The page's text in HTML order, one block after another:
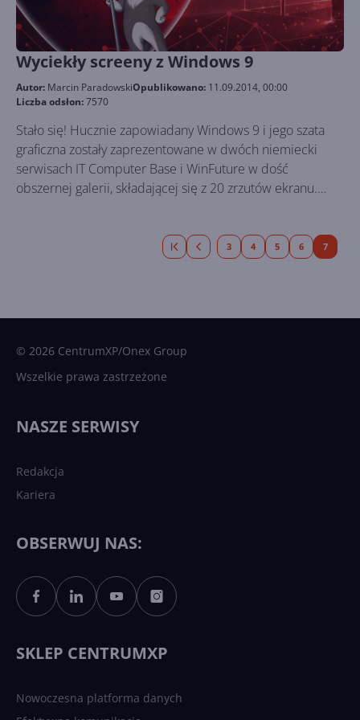
Wyciekły screeny z Windows 9
Autor: Marcin ParadowskiOpublikowano: 11.09.2014, 00:00
Liczba odsłon:7570
Stało się! Hucznie zapowiadany Windows 9 i jego szata
graficzna zostały zaprezentowane w dwóch niemiecki
serwisach IT Computer Base i WinFuture w dość
obszernej galerii, składającej się z 20 zrzutów ekranu.
rzuca się w oczy to nowe ikony po prawej stronie
3 4 5 6 7
© 2026 CentrumXP/Onex Group
Wszelkie prawa zastrzeżone
NASZE SERWISY
Redakcja
Kariera
OBSERWUJ NAS:
SKLEP CENTRUMXP
Nowoczesna platforma danych